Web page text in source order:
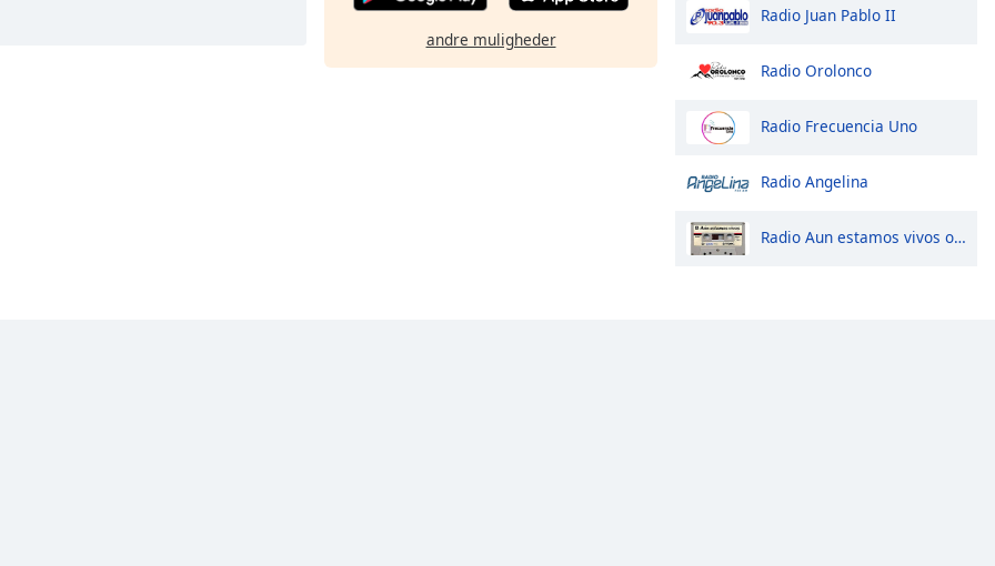
andre muligheder
Radio Juan Pablo II
Radio Orolonco
Radio Frecuencia Uno
Radio Angelina
Radio Aun estamos vivos online